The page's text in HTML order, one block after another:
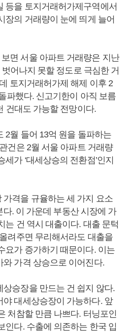
등을 토지거래허가제구역에서
장의 거래량이 눈에 띄게 늘어
면 서울 아파트 거래량은 지난
어나지 못할 정도로 극심한 거
토지거래허가제 해제 이후 2
파했다. 신고기한이 아직 보름
건대도 가능할 전망이다.
2월 들어 13억 원을 돌파하는
건은 2월 서울 아파트 거래량
가 ‘대세상승의 전환점’인지
격을 규율하는 세 가지 요소
다. 이 가운데 부동산 시장에 가
는 건 역시 대출이다. 대출 문턱
려주면 무리해서라도 대출을
요가 증가하기 때문이다. 이는
가격 상승으로 이어진다.
승장을 만드는 건 쉽지 않다.
대세상승장이 가능하다. 앞
처참할 만큼 나쁘다. 터닝포인
인다. 수출에 의존하는 한국 입